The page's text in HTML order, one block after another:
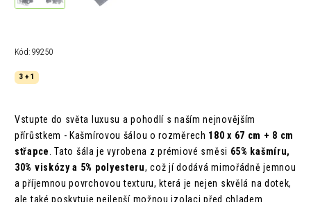
Kód: 99250
3 + 1
Vstupte do světa luxusu a pohodlí s naším nejnovějším
přírůstkem - Kašmírovou šálou o rozměrech 180 x 67 cm + 8 cm
střapce . Tato šála je vyrobena z prémiové směsi 65% kašmíru,
30% viskózy a 5% polyesteru, což jí dodává mimořádně jemnou
a příjemnou povrchovou texturu, která je nejen skvělá na dotek,
ale také poskytuje nejlepší možnou izolaci před chladem.